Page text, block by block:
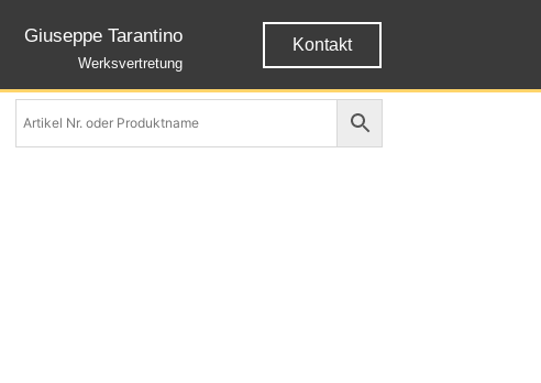
Giuseppe Tarantino
Werksvertretung
Kontakt